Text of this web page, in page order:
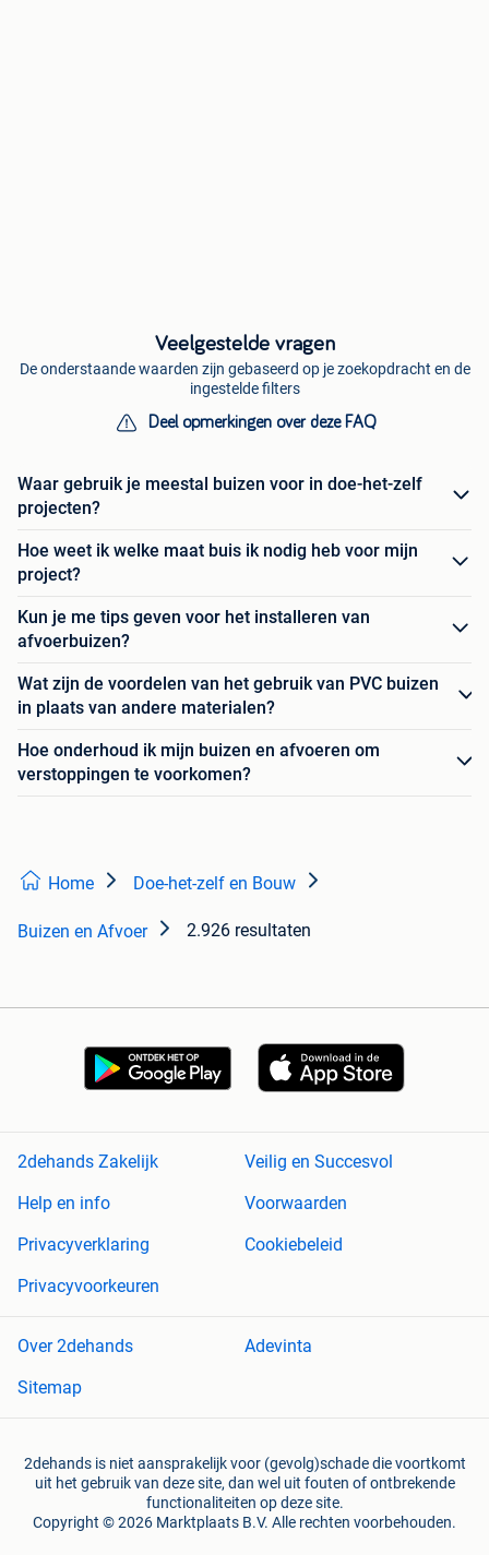
Veelgestelde vragen
De onderstaande waarden zijn gebaseerd op je zoekopdracht en de
ingestelde filters
Deel opmerkingen over deze FAQ
Waar gebruik je meestal buizen voor in doe-het-zelf
projecten?
Hoe weet ik welke maat buis ik nodig heb voor mijn
project?
Kun je me tips geven voor het installeren van
afvoerbuizen?
Wat zijn de voordelen van het gebruik van PVC buizen
in plaats van andere materialen?
Hoe onderhoud ik mijn buizen en afvoeren om
verstoppingen te voorkomen?
Home Doe-het-zelf en Bouw
Buizen en Afvoer 2.926 resultaten
2dehands Zakelijk
Veilig en Succesvol
Help en info
Voorwaarden
Privacyverklaring
Cookiebeleid
Privacyvoorkeuren
Over 2dehands
Adevinta
Sitemap
2dehands is niet aansprakelijk voor (gevolg)schade die voortkomt
uit het gebruik van deze site, dan wel uit fouten of ontbrekende
functionaliteiten op deze site.
Copyright © 2026 Marktplaats B.V. Alle rechten voorbehouden.